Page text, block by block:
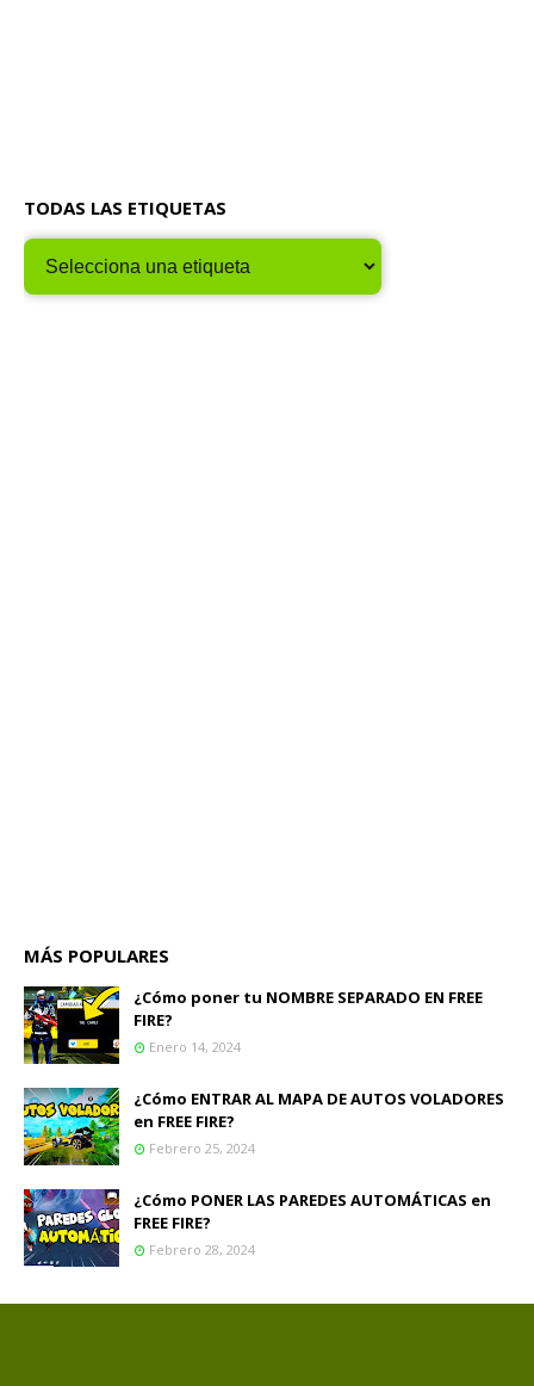
TODAS LAS ETIQUETAS
MÁS POPULARES
¿Cómo poner tu NOMBRE SEPARADO EN FREE
FIRE?
Enero 14, 2024
¿Cómo ENTRAR AL MAPA DE AUTOS VOLADORES
en FREE FIRE?
Febrero 25, 2024
¿Cómo PONER LAS PAREDES AUTOMÁTICAS en
FREE FIRE?
Febrero 28, 2024